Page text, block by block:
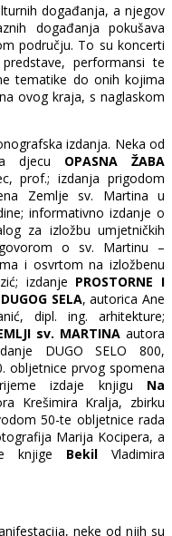
događanja, a njegov
događanja pokušava
području. To su koncerti
performansi te
tematike do onih kojima
ovog kraja, s naglaskom
izdanja. Neka od
djecu OPASNA ŽABA
prof.; izdanja prigodom
Zemlje sv. Martina u
informativno izdanje o
za izložbu umjetničkih
o sv. Martinu –
i osvrtom na izložbenu
izdanje PROSTORNE I
SELA, autorica Ane
dipl. ing. arhitekture;
sv. MARTINA autora
DUGO SELO 800,
obljetnice prvog spomena
izdaje knjigu Na
Krešimira Kralja, zbirku
50-te obljetnice rada
Marija Kocipera, a
knjige Bekil Vladimira
neke od njih su